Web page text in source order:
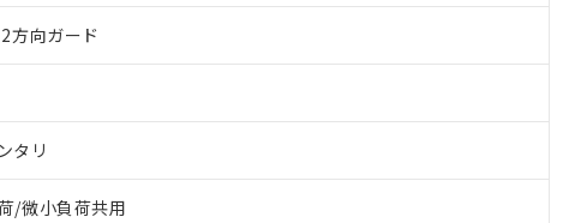
方向ガード
タリ
/微小負荷共用